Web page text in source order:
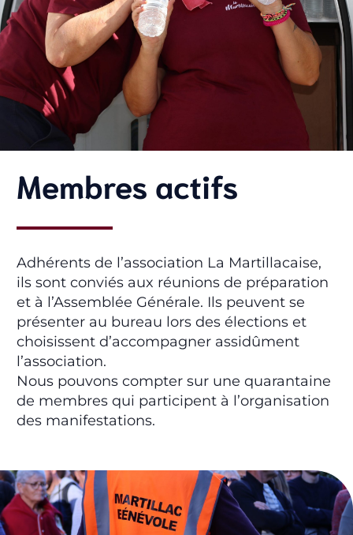
Membres actifs
Adhérents de l’association La Martillacaise,
ils sont conviés aux réunions de préparation
et à l’Assemblée Générale. Ils peuvent se
présenter au bureau lors des élections et
choisissent d’accompagner assidûment
l’association.
Nous pouvons compter sur une quarantaine
de membres qui participent à l’organisation
des manifestations.